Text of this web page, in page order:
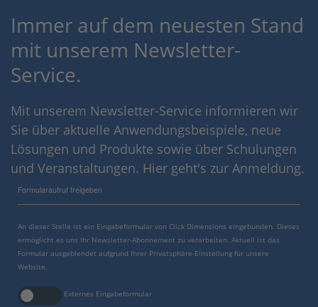
Immer auf dem neuesten Stand
mit unserem Newsletter-
Service.
Mit unserem Newsletter-Service informieren wir
Sie über aktuelle Anwendungsbeispiele, neue
Lösungen und Produkte sowie über Schulungen
und Veranstaltungen. Hier geht's zur Anmeldung.
Formularaufruf freigeben
An dieser Stelle ist ein Eingabeformular von Click Dimensions eingebunden. Dieses
ermöglicht es uns Ihr Newsletter-Abonnement zu verarbeiten. Aktuell ist das
Formular ausgeblendet aufgrund Ihrer Privatsphäre-Einstellung für unsere
Website.
Externes Eingabeformular